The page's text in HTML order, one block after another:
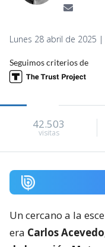
Lunes 28 abril de 2025 |
Seguimos criterios de
42.503
visitas
Un cercano a la
era Carlos